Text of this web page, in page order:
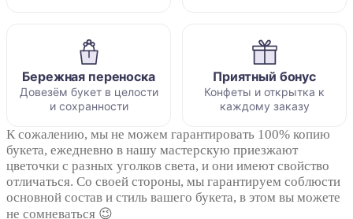
Бережная переноска
Довезём букет в целости
и сохранности
Приятный бонус
Конфеты и открытка к
каждому заказу
К сожалению, мы не можем гарантировать 100% копию
букета, ежедневно в нашу мастерскую приезжают
цветочки с разных уголков света, и они имеют свойство
отличаться. Со своей стороны, мы гарантируем соблюсти
основной состав и стиль вашего букета, в этом вы можете
не сомневаться 😉